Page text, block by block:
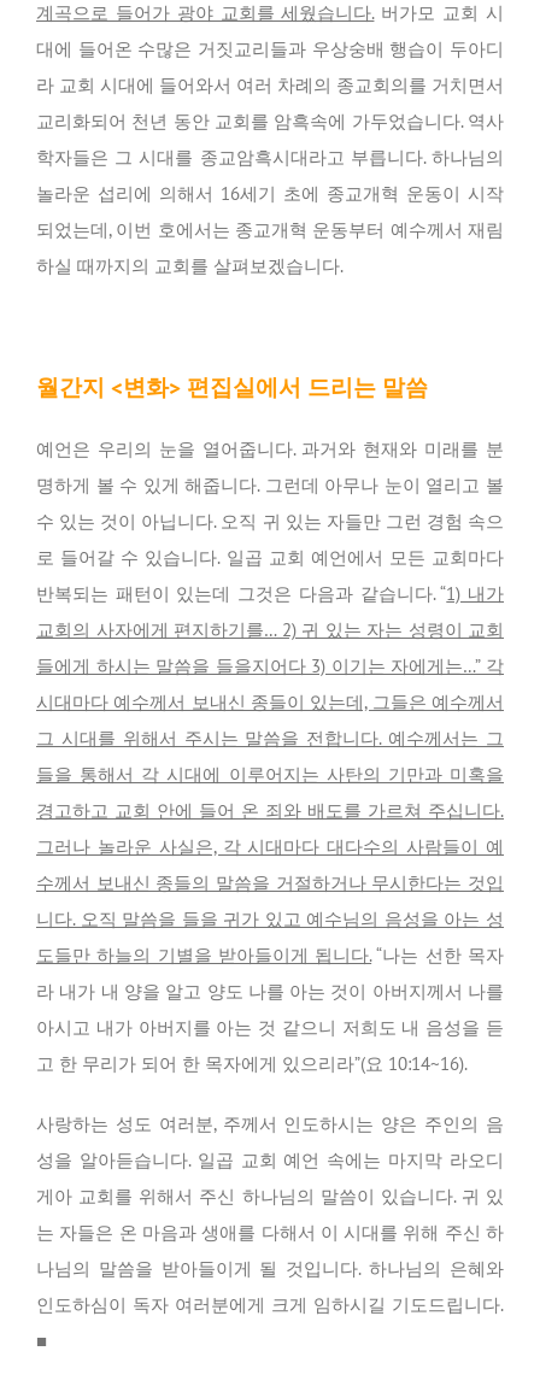
계곡으로 들어가 광야 교회를 세웠습니다.버가모 교회 시
대에 들어온 수많은 거짓교리들과 우상숭배 행습이 두아디
라 교회 시대에 들어와서 여러 차례의 종교회의를 거치면서
교리화되어 천년 동안 교회를 암흑속에 가두었습니다. 역사
학자들은 그 시대를 종교암흑시대라고 부릅니다. 하나님의
놀라운 섭리에 의해서 16세기 초에 종교개혁 운동이 시작
되었는데, 이번 호에서는 종교개혁 운동부터 예수께서 재림
하실 때까지의 교회를 살펴보겠습니다.
월간지 <변화> 편집실에서 드리는 말씀
예언은 우리의 눈을 열어줍니다. 과거와 현재와 미래를 분
명하게 볼 수 있게 해줍니다. 그런데 아무나 눈이 열리고 볼
수 있는 것이 아닙니다. 오직 귀 있는 자들만 그런 경험 속으
로 들어갈 수 있습니다. 일곱 교회 예언에서 모든 교회마다
반복되는 패턴이 있는데 그것은 다음과 같습니다. “1) 내가
교회의 사자에게 편지하기를… 2) 귀 있는 자는 성령이 교회
들에게 하시는 말씀을 들을지어다 3) 이기는 자에게는…” 각
시대마다 예수께서 보내신 종들이 있는데, 그들은 예수께서
그 시대를 위해서 주시는 말씀을 전합니다. 예수께서는 그
들을 통해서 각 시대에 이루어지는 사탄의 기만과 미혹을
경고하고 교회 안에 들어 온 죄와 배도를 가르쳐 주십니다.
그러나 놀라운 사실은, 각 시대마다 대다수의 사람들이 예
수께서 보내신 종들의 말씀을 거절하거나 무시한다는 것입
니다. 오직 말씀을 들을 귀가 있고 예수님의 음성을 아는 성
도들만 하늘의 기별을 받아들이게 됩니다.“나는 선한 목자
라 내가 내 양을 알고 양도 나를 아는 것이 아버지께서 나를
아시고 내가 아버지를 아는 것 같으니 저희도 내 음성을 듣
고 한 무리가 되어 한 목자에게 있으리라”(요 10:14~16).
사랑하는 성도 여러분, 주께서 인도하시는 양은 주인의 음
성을 알아듣습니다. 일곱 교회 예언 속에는 마지막 라오디
게아 교회를 위해서 주신 하나님의 말씀이 있습니다. 귀 있
는 자들은 온 마음과 생애를 다해서 이 시대를 위해 주신 하
나님의 말씀을 받아들이게 될 것입니다. 하나님의 은혜와
인도하심이 독자 여러분에게 크게 임하시길 기도드립니다.
■